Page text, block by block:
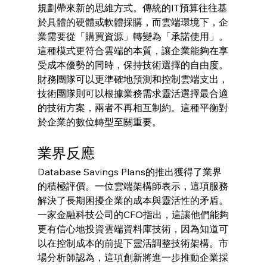
規劃帶來新的思維方式。傳統的IT預算往往基
於具體的硬體或軟體採購，而雲端環境下，企
業需要從「購買資源」轉變為「承諾使用」。
這種模式更符合雲端的本質，讓企業能夠在享
受成本優勢的同時，保持技術選擇的自由度。
財務團隊可以更準確地預測和控制雲端支出，
技術團隊則可以根據業務需求靈活選擇最合適
的技術方案，兩者不再相互制約。這種平衡對
於企業的數位轉型至關重要。
業界反應
Database Savings Plans的推出獲得了業界
的積極評價。一位雲端架構師表示，這項服務
解決了長期困擾企業的成本與靈活性的矛盾。
一家金融科技公司的CFO指出，這讓他們能夠
更有信心地投資雲端資料庫技術，因為知道可
以在控制成本的前提下靈活調整技術架構。市
場分析師認為，這項創新將進一步推動企業採